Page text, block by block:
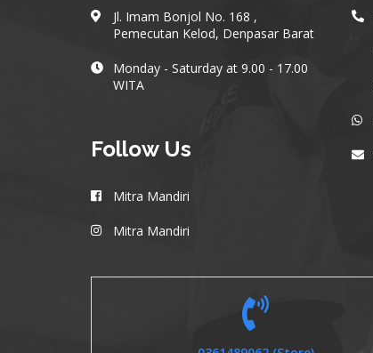
Jl. Imam Bonjol No. 168 ,
Pemecutan Kelod, Denpasar Barat
Monday - Saturday at 9.00 - 17.00
WITA
Follow Us
Mitra Mandiri
Mitra Mandiri